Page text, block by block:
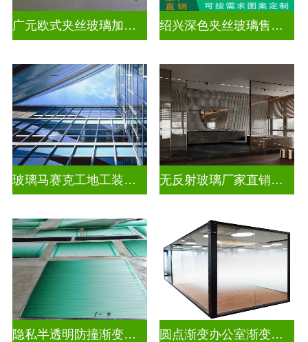
广元欧式夹丝玻璃加工店 绍兴深色夹丝玻璃售价多少
玻璃马赛克工地工装装饰玻璃 无反射玻璃厂家直销批发
隐私半透明防撞渐变装饰玻璃 圆点渐变办公室渐变玻璃